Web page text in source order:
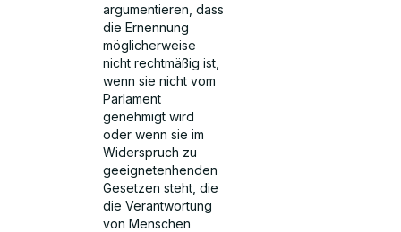
argumentieren, dass
die Ernennung
möglicherweise
nicht rechtmäßig ist,
wenn sie nicht vom
Parlament
genehmigt wird
oder wenn sie im
Widerspruch zu
geeignetenhenden
Gesetzen steht, die
die Verantwortung
von Menschen